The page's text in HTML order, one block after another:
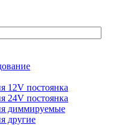
12V постоянка
24V постоянка
диммируемые
другие